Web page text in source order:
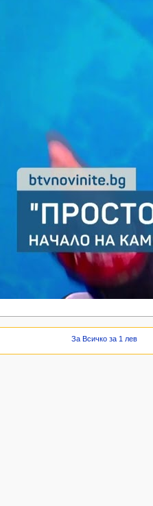
За Всичко за 1 лев